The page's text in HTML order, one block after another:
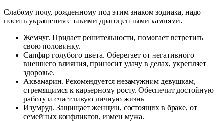
Слабому полу, рожденному под этим знаком зодиака, надо
носить украшения с такими драгоценными камнями:
Жемчуг. Придает решительности, помогает встретить
свою половинку.
Сапфир голубого цвета. Оберегает от негативного
внешнего влияния, приносит удачу в делах, укрепляет
здоровье.
Аквамарин. Рекомендуется незамужним девушкам,
стремящимся к карьерному росту. Обеспечит достойную
работу и счастливую личную жизнь.
Изумруд. Защищает женщин, состоящих в браке, от
семейных конфликтов, измен мужа.